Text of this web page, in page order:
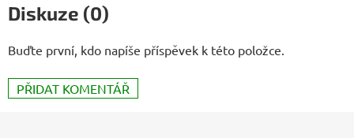
Diskuze (0)
Buďte první, kdo napíše příspěvek k této položce.
PŘIDAT KOMENTÁŘ